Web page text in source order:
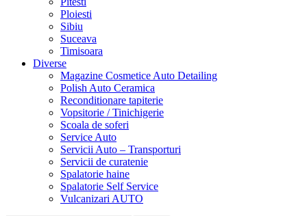
Ploiesti
Sibiu
Suceava
Timisoara
Diverse
Magazine Cosmetice Auto Detailing
Polish Auto Ceramica
Reconditionare tapiterie
Vopsitorie / Tinichigerie
Scoala de soferi
Service Auto
Servicii Auto – Transporturi
Servicii de curatenie
Spalatorie haine
Spalatorie Self Service
Vulcanizari AUTO